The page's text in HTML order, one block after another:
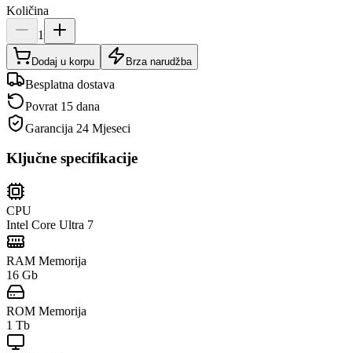
Količina
1
Dodaj u korpu Brza narudžba
Besplatna dostava
Povrat 15 dana
Garancija 24 Mjeseci
Ključne specifikacije
CPU
Intel Core Ultra 7
RAM Memorija
16 Gb
ROM Memorija
1 Tb